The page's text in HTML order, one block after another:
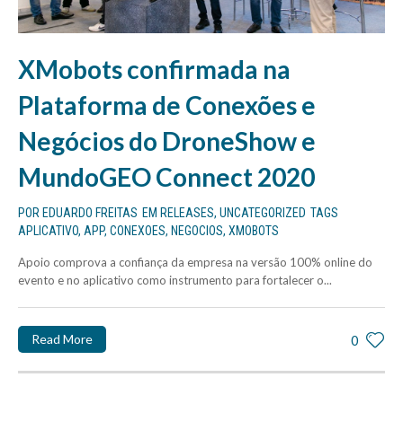
XMobots confirmada na
Plataforma de Conexões e
Negócios do DroneShow e
MundoGEO Connect 2020
POR EDUARDO FREITAS EM RELEASES, UNCATEGORIZED TAGS
APLICATIVO, APP, CONEXOES, NEGOCIOS, XMOBOTS
Apoio comprova a confiança da empresa na versão 100% online do
evento e no aplicativo como instrumento para fortalecer o...
0
Read More